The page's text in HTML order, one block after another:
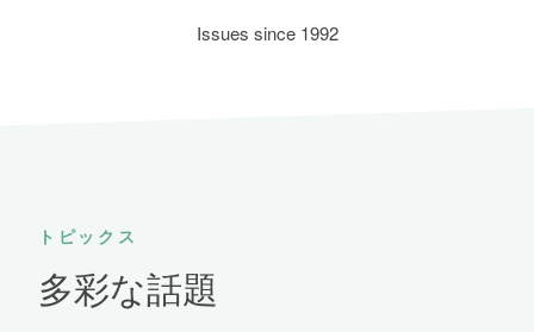
Issues since 1992
トピックス
多彩な話題